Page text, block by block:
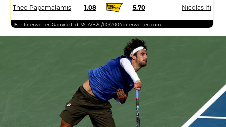
Theo Papamalamis 1.08 5.70 Nicolas Ifi
18+ | Interwetten Gaming Ltd. MGA/B2C/110/2004 interwetten.com